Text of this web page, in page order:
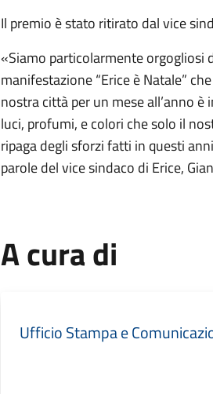
Il premio è stato ritirato dal vice
«Siamo particolarmente orgogliosi
manifestazione “Erice è Natale”
nostra città per un mese all’anno
luci, profumi, e colori che solo il
ripaga degli sforzi fatti in questi
parole del vice sindaco di Erice,
A cura di
Ufficio Stampa e